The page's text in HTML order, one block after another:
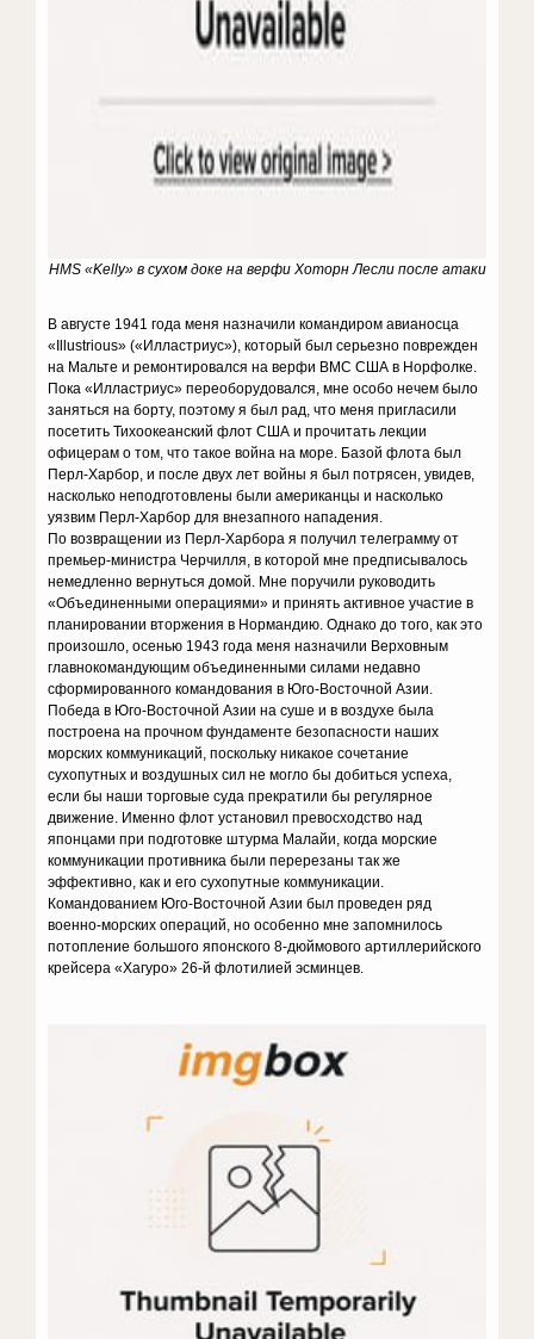
HMS «Kelly» в сухом доке на верфи Хоторн Лесли после атаки
В августе 1941 года меня назначили командиром авианосца
«Illustrious» («Илластриус»), который был серьезно поврежден
на Мальте и ремонтировался на верфи ВМС США в Норфолке.
Пока «Илластриус» переоборудовался, мне особо нечем было
заняться на борту, поэтому я был рад, что меня пригласили
посетить Тихоокеанский флот США и прочитать лекции
офицерам о том, что такое война на море. Базой флота был
Перл-Харбор, и после двух лет войны я был потрясен, увидев,
насколько неподготовлены были американцы и насколько
уязвим Перл-Харбор для внезапного нападения.
По возвращении из Перл-Харбора я получил телеграмму от
премьер-министра Черчилля, в которой мне предписывалось
немедленно вернуться домой. Мне поручили руководить
«Объединенными операциями» и принять активное участие в
планировании вторжения в Нормандию. Однако до того, как это
произошло, осенью 1943 года меня назначили Верховным
главнокомандующим объединенными силами недавно
сформированного командования в Юго-Восточной Азии.
Победа в Юго-Восточной Азии на суше и в воздухе была
построена на прочном фундаменте безопасности наших
морских коммуникаций, поскольку никакое сочетание
сухопутных и воздушных сил не могло бы добиться успеха,
если бы наши торговые суда прекратили бы регулярное
движение. Именно флот установил превосходство над
японцами при подготовке штурма Малайи, когда морские
коммуникации противника были перерезаны так же
эффективно, как и его сухопутные коммуникации.
Командованием Юго-Восточной Азии был проведен ряд
военно-морских операций, но особенно мне запомнилось
потопление большого японского 8-дюймового артиллерийского
крейсера «Хагуро» 26-й флотилией эсминцев.